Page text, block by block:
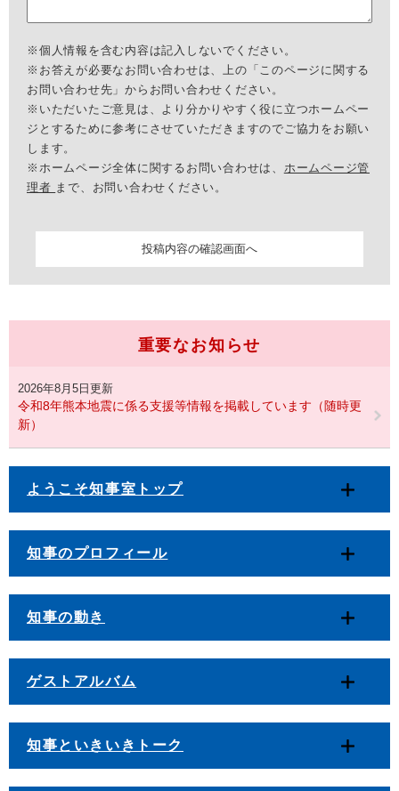
※個人情報を含む内容は記入しないでください。
※お答えが必要なお問い合わせは、上の「このページに関する
お問い合わせ先」からお問い合わせください。
※いただいたご意見は、より分かりやすく役に立つホームペー
ジとするために参考にさせていただきますのでご協力をお願い
します。
※ホームページ全体に関するお問い合わせは、 ホームページ管
理者 まで、お問い合わせください。
重要なお知らせ
2026年8月5日更新
令和8年熊本地震に係る支援等情報を掲載しています（随時更
新）
ようこそ知事室トップ
知事のプロフィール
知事の動き
ゲストアルバム
知事といきいきトーク